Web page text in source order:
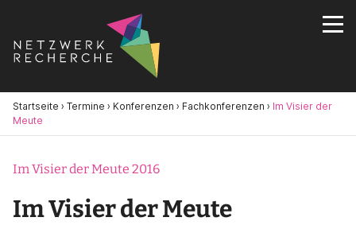
Startseite › Termine › Konferenzen › Fachkonferenzen › Im Visier der
Meute
Im Visier der Meute 2016
Im Visier der Meute